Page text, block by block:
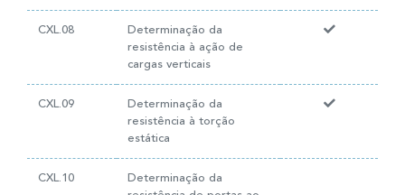
CXL.08
Determinação da
resistência à ação de
cargas verticais
CXL.09
Determinação da
resistência à torção
estática
CXL.10
Determinação da